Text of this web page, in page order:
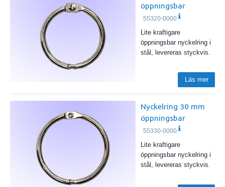
öppningsbar
55320-0000
Lite kraftigare
öppningsbar nyckelring i
stål, levereras styckvis.
Läs mer
Nyckelring 30 mm
öppningsbar
55330-0000
Lite kraftigare
öppningsbar nyckelring i
stål, levereras styckvis.